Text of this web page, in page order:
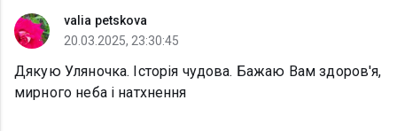
valia petskova
20.03.2025, 23:30:45
Дякую Уляночка. Історія чудова. Бажаю Вам здоров'я,
мирного неба і натхнення